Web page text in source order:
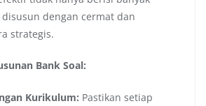
dengan cermat dan
strategis.
Bank Soal:
Kurikulum: Pastikan setiap